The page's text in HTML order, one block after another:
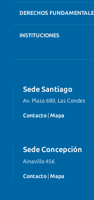
DERECHOS
INSTITUCIONES
Sede Santiago
Av. Plaza 680, Las Condes
Contacto Mapa
Sede Concepción
Ainavillo 456
Contacto Mapa